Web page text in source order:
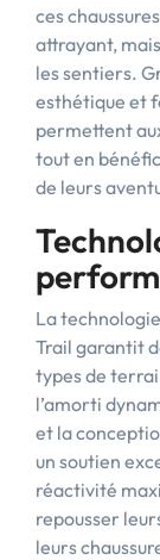
ces
attrayant,
les sentiers.
esthétique et
permettent
tout en
de leurs
La
Trail garantit
types de
l’amorti
et la
un soutien
réactivité
repousser
leurs